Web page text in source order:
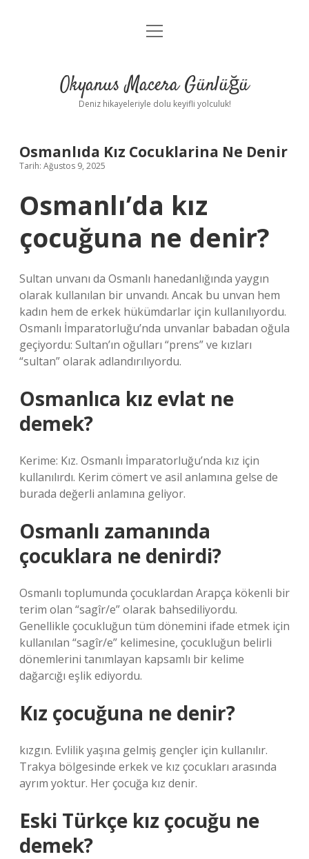
Anasayfa
Yasal Uyarı
menüyü
Okyanus Macera Günlüğü
Deniz hikayeleriyle dolu keyifli yolculuk!
Osmanlıda Kız Cocuklarina Ne Denir
Tarih: Ağustos 9, 2025
Osmanlı’da kız
çocuğuna ne denir?
Sultan unvanı da Osmanlı hanedanlığında yaygın
olarak kullanılan bir unvandı. Ancak bu unvan hem
kadın hem de erkek hükümdarlar için kullanılıyordu.
Osmanlı İmparatorluğu’nda unvanlar babadan oğula
geçiyordu: Sultan’ın oğulları “prens” ve kızları
“sultan” olarak adlandırılıyordu.
Osmanlıca kız evlat ne
demek?
Kerime: Kız. Osmanlı İmparatorluğu’nda kız için
kullanılırdı. Kerim cömert ve asil anlamına gelse de
burada değerli anlamına geliyor.
Osmanlı zamanında
çocuklara ne denirdi?
Osmanlı toplumunda çocuklardan Arapça kökenli bir
terim olan “sagîr/e” olarak bahsediliyordu.
Genellikle çocukluğun tüm dönemini ifade etmek için
kullanılan “sagîr/e” kelimesine, çocukluğun belirli
dönemlerini tanımlayan kapsamlı bir kelime
dağarcığı eşlik ediyordu.
Kız çocuğuna ne denir?
kızgın. Evlilik yaşına gelmiş gençler için kullanılır.
Trakya bölgesinde erkek ve kız çocukları arasında
ayrım yoktur. Her çocuğa kız denir.
Eski Türkçe kız çocuğu ne
demek?